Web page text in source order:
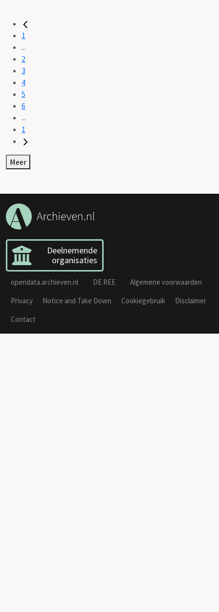
1
...
2
3
4
5
6
...
1
Meer
Deelnemende
organisaties
opendata.archieven.nl DE REE
Algemene voorwaarden
Privacy
Notice and Take Down Cookiegebruik
Disclaimer
Contact